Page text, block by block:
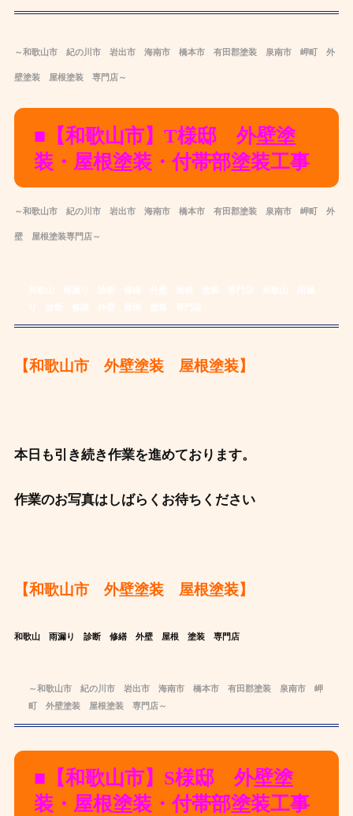
～和歌山市 紀の川市 岩出市 海南市 橋本市 有田郡塗装 泉南市 岬町 外
壁塗装屋根塗装 専門店～
■【和歌山市】T様邸 外壁塗
装・屋根塗装・付帯部塗装工事
～和歌山市 紀の川市 岩出市 海南市 橋本市 有田郡塗装 泉南市 岬町 外
壁屋根塗装専門店～
【和歌山市 外壁塗装 屋根塗装】
本日も引き続き作業を進めております。
作業のお写真はしばらくお待ちください
【和歌山市 外壁塗装 屋根塗装】
和歌山 雨漏り 診断 修繕 外壁 屋根 塗装 専門店
～和歌山市 紀の川市 岩出市 海南市 橋本市 有田郡塗装
泉南市 岬
町 外壁塗装屋根塗装 専門店～
■【和歌山市】S様邸 外壁塗
装・屋根塗装・付帯部塗装工事